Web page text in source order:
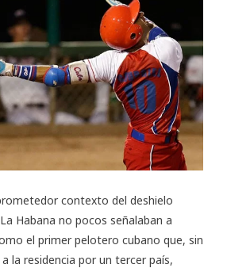
contexto del deshielo
Habana no pocos señalaban a
el primer pelotero cubano que, sin
la residencia por un tercer país,